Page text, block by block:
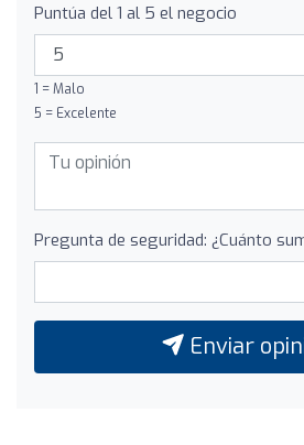
Puntúa del 1 al 5 el negocio
1 = Malo
5 = Excelente
Pregunta de seguridad: ¿Cuánto
Enviar